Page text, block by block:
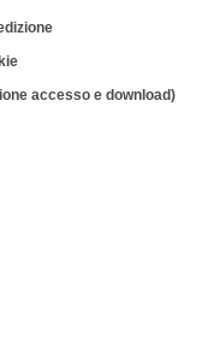
accesso e download)